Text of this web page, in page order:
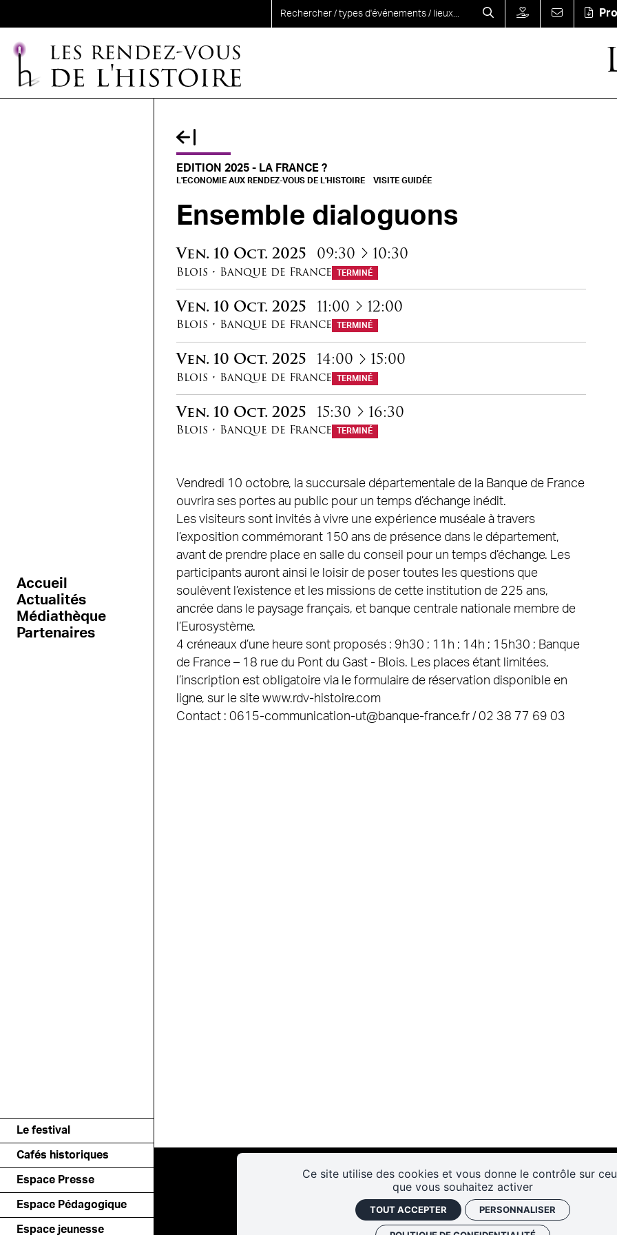
Ce site utilise des cookies et vous donne le contrôle sur
que vous souhaitez activer
TOUT ACCEPTER PERSONNALISER
Accueil
Actualités
Médiathèque
Partenaires
Le festival
Cafés historiques
Espace Presse
Espace Pédagogique
Espace jeunesse
EDITION 2025 - LA FRANCE ?
L'ECONOMIE AUX RENDEZ-VOUS DE L'HISTOIRE VISITE GUIDÉE
Ensemble dialoguons
Ven. 10 Oct. 2025 09:30 à
10:30
Blois • Banque de France TERMINÉ
Ven. 10 Oct. 2025 11:00 à
12:00
Blois • Banque de France TERMINÉ
Ven. 10 Oct. 2025 14:00 à
15:00
Blois • Banque de France TERMINÉ
Ven. 10 Oct. 2025 15:30 à
16:30
Blois • Banque de France TERMINÉ
Vendredi 10 octobre, la succursale départementale de la Banque de France
ouvrira ses portes au public pour un temps d’échange inédit.
Les visiteurs sont invités à vivre une expérience muséale à travers
l’exposition commémorant 150 ans de présence dans le département,
avant de prendre place en salle du conseil pour un temps d’échange. Les
participants auront ainsi le loisir de poser toutes les questions que
soulèvent l’existence et les missions de cette institution de 225 ans,
ancrée dans le paysage français, et banque centrale nationale membre de
l’Eurosystème.
4 créneaux d’une heure sont proposés : 9h30 ; 11h ; 14h ; 15h30 ; Banque
de France – 18 rue du Pont du Gast - Blois. Les places étant limitées,
l’inscription est obligatoire via le formulaire de réservation disponible en
ligne, sur le site www.rdv-histoire.com
Contact : 0615-communication-ut@banque-france.fr / 02 38 77 69 03